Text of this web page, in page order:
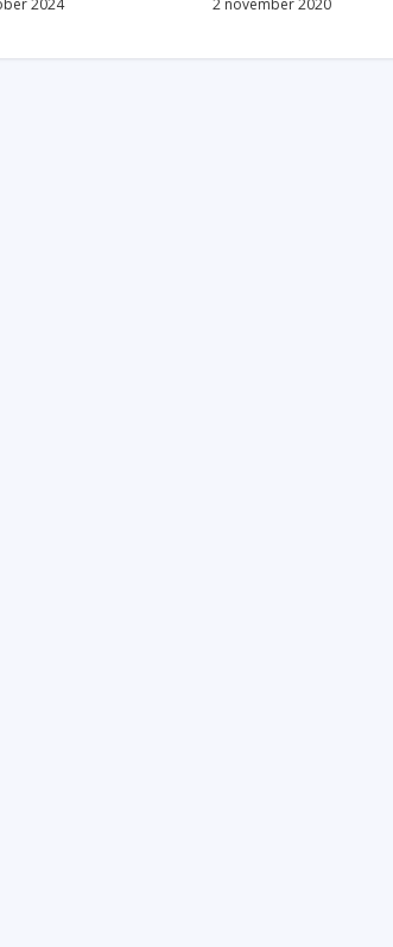
2024 2 november 2020